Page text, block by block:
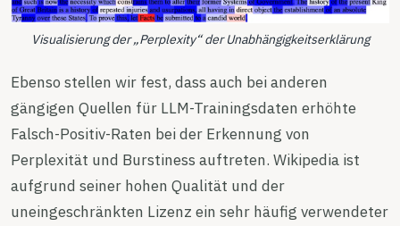
Visualisierung der „Perplexity“ der Unabhängigkeitserklärung
Ebenso stellen wir fest, dass auch bei anderen
gängigen Quellen für LLM-Trainingsdaten erhöhte
Falsch-Positiv-Raten bei der Erkennung von
Perplexität und Burstiness auftreten. Wikipedia ist
aufgrund seiner hohen Qualität und der
uneingeschränkten Lizenz ein sehr häufig verwendeter